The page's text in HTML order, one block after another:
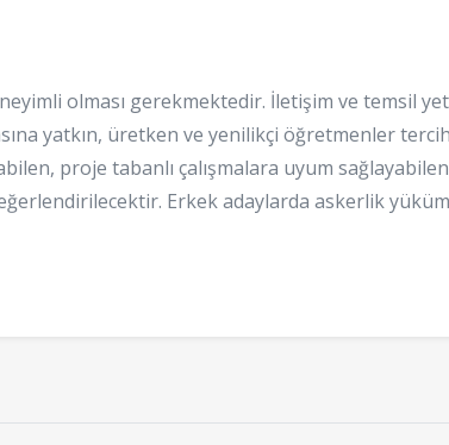
olması gerekmektedir. İletişim ve temsil
yatkın, üretken ve yenilikçi öğretmenler
proje tabanlı çalışmalara uyum
Erkek adaylarda askerlik